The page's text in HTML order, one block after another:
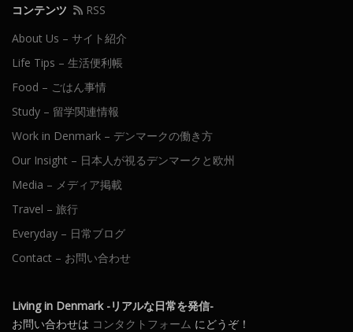
コンテンツ
RSS
About Us – サイト紹介
Life Tips – 生活便利帳
Food – ごはん事情
Study – 留学関連情報
Work in Denmark – デンマークの働き方
Our Insight – 日本人が視るデンマークと欧州
Media – メディア掲載
Travel – 旅行
Everyday – 日常ブログ
Contact – お問い合わせ
Living in Denmark -リアルな日常を発信-
お問い合わせは コンタクトフォーム にどうぞ！